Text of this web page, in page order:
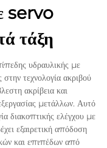
servo
τάξη
υδραυλικής με
τεχνολογία ακριβού
ακρίβεια και
μετάλλων. Αυτό
διακοπτικής ελέγχου με
εξαιρετική απόδοση
και επιπέδων από